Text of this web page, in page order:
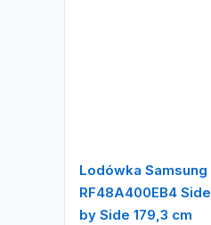
Lodówka Samsung
RF48A400EB4 Side
by Side 179,3 cm